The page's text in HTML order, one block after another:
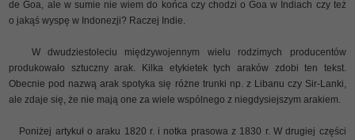
de Goa, ale w sumie nie wiem do końca czy chodzi o Goa w Indiach czy też
o jakąś wyspę w Indonezji? Raczej Indie.
W dwudziestoleciu międzywojennym wielu rodzimych producentów
produkowało sztuczny arak. Kilka etykietek tych araków zdobi ten tekst.
Obecnie pod nazwą arak spotyka się różne trunki np. z Libanu czy Sir-Lanki,
ale zdaje się, że nie mają one za wiele wspólnego z niegdysiejszym arakiem.
Poniżej artykuł o araku 1820 r. i notka prasowa z 1830 r. W drugiej części